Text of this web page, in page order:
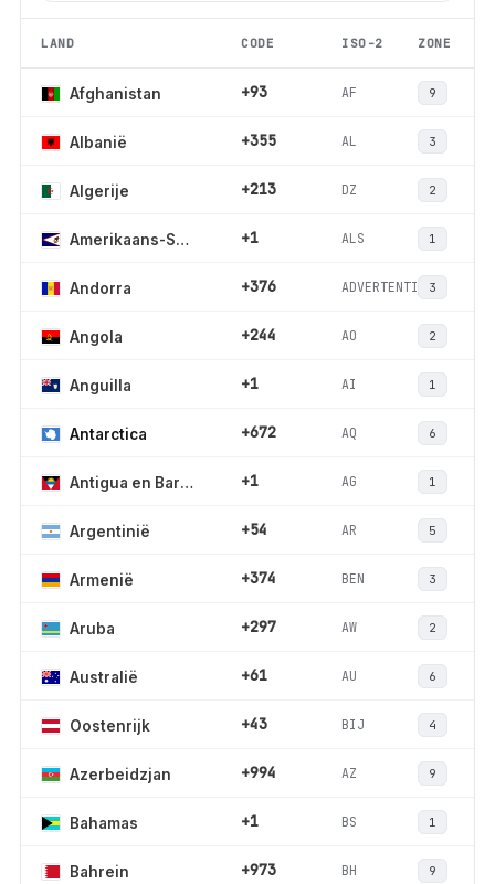
LAND CODE ISO-2 ZONE
Afghanistan +93 AF 9
Albanië +355 AL 3
Algerije +213 DZ 2
Amerikaans-Samoa +1 ALS 1
Andorra +376 ADVERTENTIE 3
Angola +244 AO 2
Anguilla +1 AI 1
Antarctica +672 AQ 6
Antigua en Barbuda +1 AG 1
Argentinië +54 AR 5
Armenië +374 BEN 3
Aruba +297 AW 2
Australië +61 AU 6
Oostenrijk +43 BIJ 4
Azerbeidzjan +994 AZ 9
Bahamas +1 BS 1
Bahrein +973 BH 9